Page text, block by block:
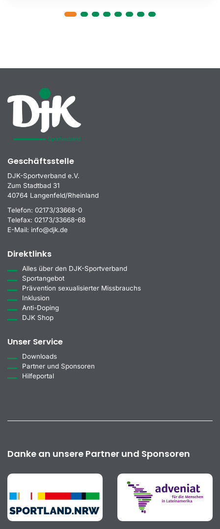
Geschäftsstelle
DJK-Sportverband e.V.
Zum Stadtbad 31
40764 Langenfeld/Rheinland
Telefon: 02173/33668-0
Telefax: 02173/33668-68
E-Mail: info@djk.de
Direktlinks
Alles über den DJK-Sportverband
Sportangebot
Prävention sexualisierter Missbrauchs
Inklusion
Anti-Doping
DJK Shop
Unser Service
Downloads
Partner und Sponsoren
Hilfeportal
Danke an unsere Partner und Sponsoren